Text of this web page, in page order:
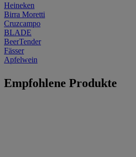
Heineken
Birra Moretti
Cruzcampo
BLADE
BeerTender
Fässer
Apfelwein
Empfohlene Produkte